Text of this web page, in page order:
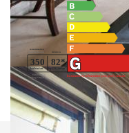
Logement à